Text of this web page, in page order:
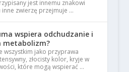
jest innemu znakowi
zwierzę przejmuje …
wspiera odchudzanie i
metabolizm?
wszystkim jako przyprawa
złocisty kolor, kryje w
które mogą wspierać …